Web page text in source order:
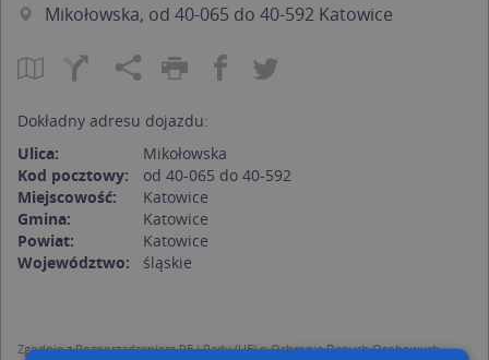
Mikołowska, od 40-065 do 40-592 Katowice
Dokładny adresu dojazdu:
Ulica:
Mikołowska
Kod pocztowy:
od 40-065 do 40-592
Miejscowość:
Katowice
Gmina:
Katowice
Powiat:
Katowice
Województwo:
śląskie
Zgodnie z Rozporządzeniem PE i Rady (UE) o Ochronie Danych Osobowych